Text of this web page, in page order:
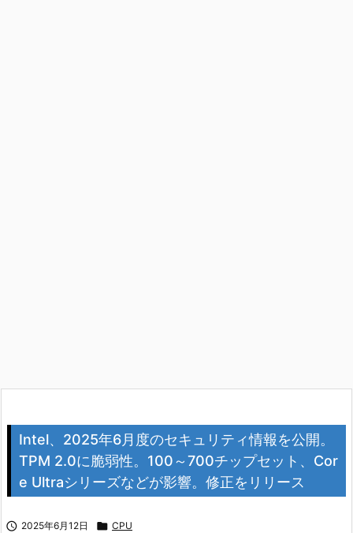
Intel、2025年6月度のセキュリティ情報を公開。
TPM 2.0に脆弱性。100～700チップセット、Cor
e Ultraシリーズなどが影響。修正をリリース
 2025年6月12日  CPU